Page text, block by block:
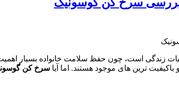
سرخ کن گوسونیک
است، چون حفظ سلامت خانواده بسیار اهمیت
ترین های موجود هستند. اما آیا سرخ کن